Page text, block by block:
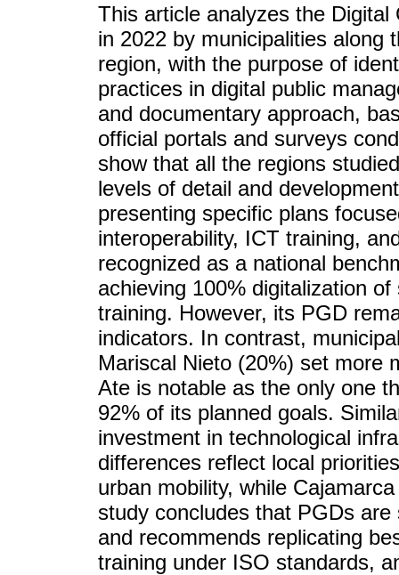
This article analyzes the
in 2022 by municipalities along
region, with the purpose of
practices in digital public
and documentary approach,
official portals and surveys
show that all the regions
levels of detail and
presenting specific plans
interoperability, ICT training,
recognized as a national
achieving 100% digitalization
training. However, its PGD
indicators. In contrast,
Mariscal Nieto (20%) set more
Ate is notable as the only one
92% of its planned goals.
investment in technological
differences reflect local
urban mobility, while
study concludes that PGDs
and recommends replicating
training under ISO standards,